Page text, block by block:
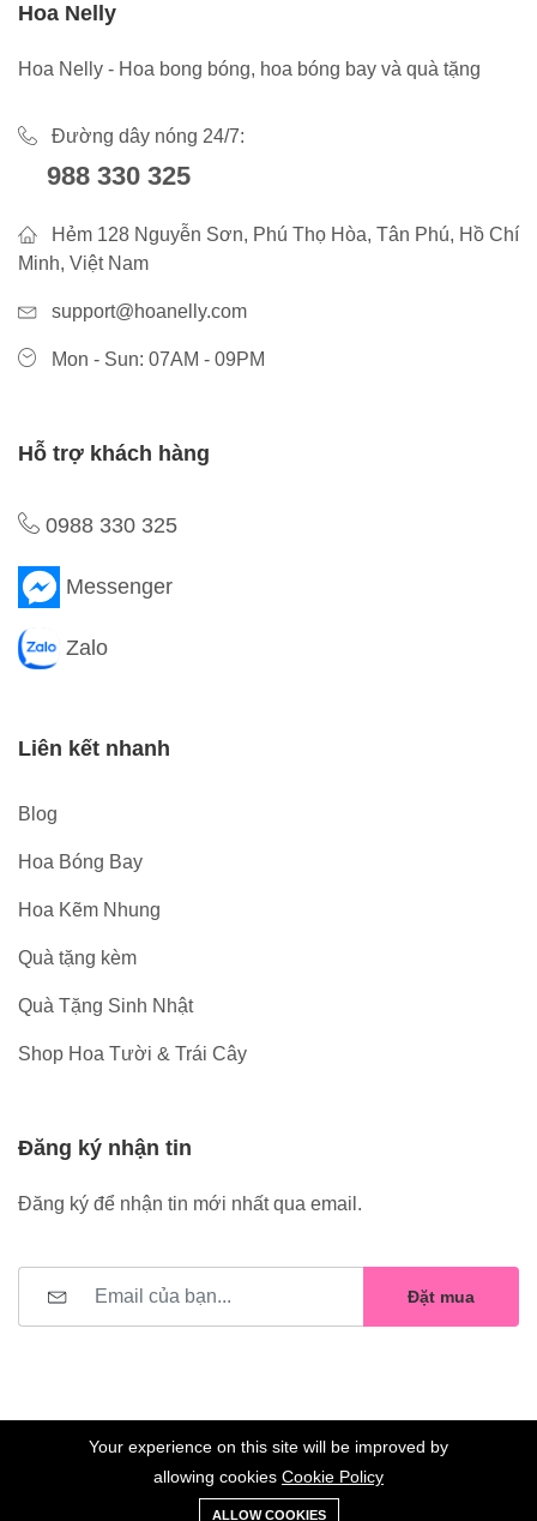
Hoa Nelly
Hoa Nelly - Hoa bong bóng, hoa bóng bay và quà tặng
Đường dây nóng 24/7:
988 330 325
Hẻm 128 Nguyễn Sơn, Phú Thọ Hòa, Tân Phú, Hồ Chí
Minh, Việt Nam
support@hoanelly.com
Mon - Sun: 07AM - 09PM
Hỗ trợ khách hàng
0988 330 325
Messenger
Zalo
Liên kết nhanh
Blog
Hoa Bóng Bay
Hoa Kẽm Nhung
Quà tặng kèm
Quà Tặng Sinh Nhật
Shop Hoa Tười & Trái Cây
Đăng ký nhận tin
Đăng ký để nhận tin mới nhất qua email.
Đặt mua
©2023 Hoa Nelly . All Rights Reserved.
0
Xe
Danh sách
Your experience on this site will be improved by
allowing cookies Cookie Policy
ALLOW COOKIES